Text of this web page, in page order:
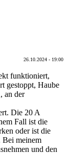
26.10.2024 - 19:00
funktioniert,
gestoppt, Haube
an der
Die 20 A
Fall ist die
oder ist die
Bei meinem
und den